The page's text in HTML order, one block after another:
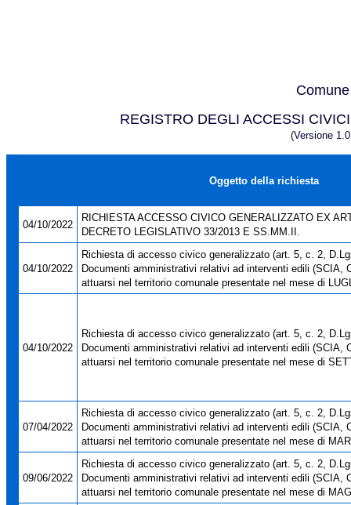
REGISTRO DEGLI ACCESSI
(Versione
Oggetto della richiesta
04/10/2022
RICHIESTA ACCESSO CIVICO GENERALIZZATO EX
DECRETO LEGISLATIVO 33/2013 E SS.MM.II.
04/10/2022
Richiesta di accesso civico generalizzato (art. 5, c. 2,
Documenti amministrativi relativi ad interventi edili (SCIA,
attuarsi nel territorio comunale presentate nel mese di
04/10/2022
Richiesta di accesso civico generalizzato (art. 5, c. 2,
Documenti amministrativi relativi ad interventi edili (SCIA,
attuarsi nel territorio comunale presentate nel mese di
07/04/2022
Richiesta di accesso civico generalizzato (art. 5, c. 2,
Documenti amministrativi relativi ad interventi edili (SCIA,
attuarsi nel territorio comunale presentate nel mese di
09/06/2022
Richiesta di accesso civico generalizzato (art. 5, c. 2,
Documenti amministrativi relativi ad interventi edili (SCIA,
attuarsi nel territorio comunale presentate nel mese di